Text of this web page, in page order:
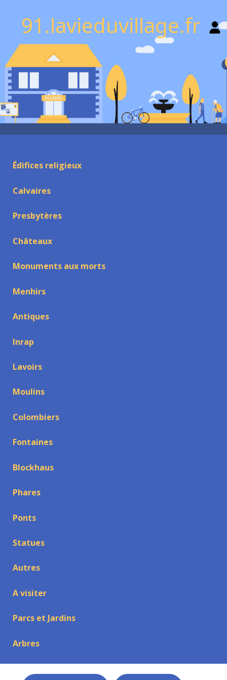
91.lavieduvillage.fr
Édifices religieux
Calvaires
Presbytères
Châteaux
Monuments aux morts
Menhirs
Antiques
Inrap
Lavoirs
Moulins
Colombiers
Fontaines
Blockhaus
Phares
Ponts
Statues
Autres
A visiter
Parcs et Jardins
Arbres